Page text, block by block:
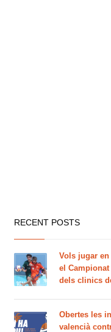
RECENT POSTS
Vols jugar
el Campionat
dels clinics
Obertes les
valencià